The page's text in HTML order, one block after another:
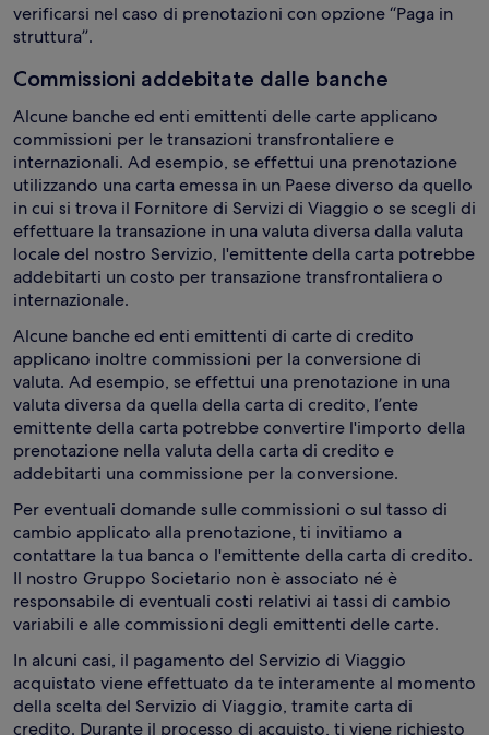
verificarsi nel caso di prenotazioni con opzione “Paga in
struttura”.
Commissioni addebitate dalle banche
Alcune banche ed enti emittenti delle carte applicano
commissioni per le transazioni transfrontaliere e
internazionali. Ad esempio, se effettui una prenotazione
utilizzando una carta emessa in un Paese diverso da quello
in cui si trova il Fornitore di Servizi di Viaggio o se scegli di
effettuare la transazione in una valuta diversa dalla valuta
locale del nostro Servizio, l'emittente della carta potrebbe
addebitarti un costo per transazione transfrontaliera o
internazionale.
Alcune banche ed enti emittenti di carte di credito
applicano inoltre commissioni per la conversione di
valuta. Ad esempio, se effettui una prenotazione in una
valuta diversa da quella della carta di credito, l’ente
emittente della carta potrebbe convertire l'importo della
prenotazione nella valuta della carta di credito e
addebitarti una commissione per la conversione.
Per eventuali domande sulle commissioni o sul tasso di
cambio applicato alla prenotazione, ti invitiamo a
contattare la tua banca o l'emittente della carta di credito.
Il nostro Gruppo Societario non è associato né è
responsabile di eventuali costi relativi ai tassi di cambio
variabili e alle commissioni degli emittenti delle carte.
In alcuni casi, il pagamento del Servizio di Viaggio
acquistato viene effettuato da te interamente al momento
della scelta del Servizio di Viaggio, tramite carta di
credito. Durante il processo di acquisto, ti viene richiesto